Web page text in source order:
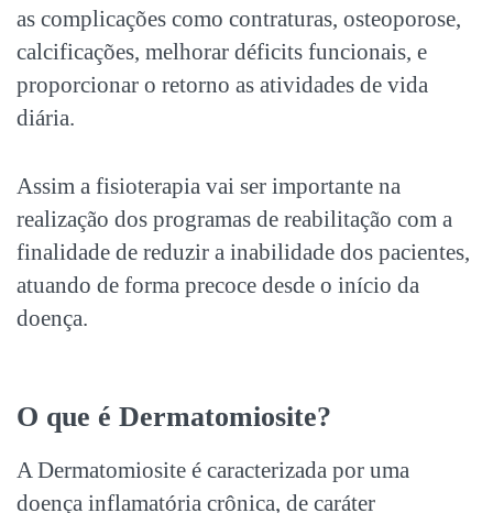
as complicações como contraturas, osteoporose,
calcificações, melhorar déficits funcionais, e
proporcionar o retorno as atividades de vida
diária.
Assim a fisioterapia vai ser importante na
realização dos programas de reabilitação com a
finalidade de reduzir a inabilidade dos pacientes,
atuando de forma precoce desde o início da
doença.
O que é Dermatomiosite?
A Dermatomiosite é caracterizada por uma
doença inflamatória crônica, de caráter